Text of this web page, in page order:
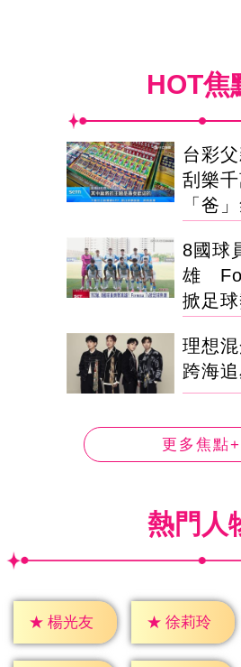
HOT焦
台彩
刮樂
「爸
8國球
雄
掀足
理想
跨海追
更多焦點+
熱門人
★ 楊光友 ★ 徐莉玲